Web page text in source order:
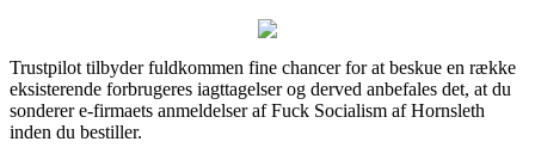
Trustpilot tilbyder fuldkommen fine chancer for at beskue en række
eksisterende forbrugeres iagttagelser og derved anbefales det, at du
sonderer e-firmaets anmeldelser af Fuck Socialism af Hornsleth
inden du bestiller.